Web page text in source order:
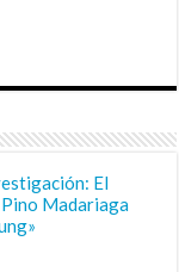
El
Madariaga